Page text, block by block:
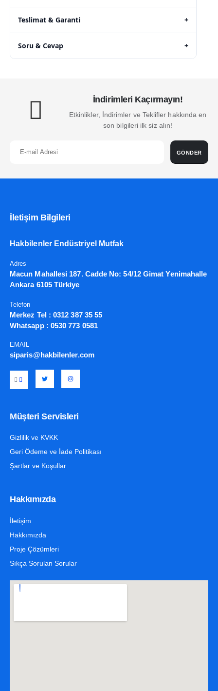
Teslimat & Garanti +
Soru & Cevap +
İndirimleri Kaçırmayın!
Etkinlikler, İndirimler ve Teklifler hakkında en
son bilgileri ilk siz alın!
GÖNDER
İletişim Bilgileri
Hakbilenler Endüstriyel Mutfak
Adres
Macun Mahallesi 187. Cadde No: 54/12 Gimat Yenimahalle
Ankara 6105 Türkiye
Telefon
Merkez Tel : 0312 387 35 55
Whatsapp : 0530 773 0581
EMAIL
siparis@hakbilenler.com
Müşteri Servisleri
Gizlilik ve KVKK
Geri Ödeme ve İade Politikası
Şartlar ve Koşullar
Hakkımızda
İletişim
Hakkımızda
Proje Çözümleri
Sıkça Sorulan Sorular